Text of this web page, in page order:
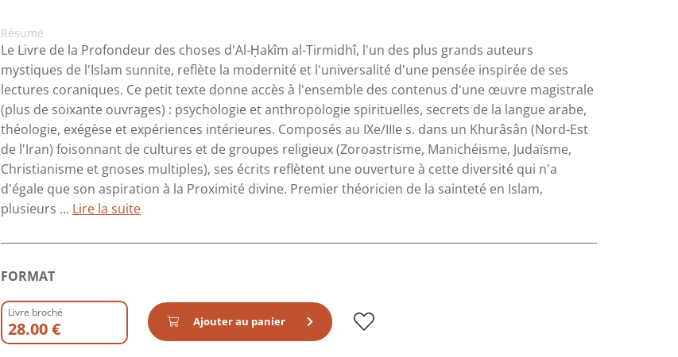
Résumé
Le Livre de la Profondeur des choses d'Al-ῌakîm al-Tirmidhî, l'un des plus grands auteurs
mystiques de l'Islam sunnite, reflète la modernité et l'universalité d'une pensée inspirée de ses
lectures coraniques. Ce petit texte donne accès à l'ensemble des contenus d'une œuvre magistrale
(plus de soixante ouvrages) : psychologie et anthropologie spirituelles, secrets de la langue arabe,
théologie, exégèse et expériences intérieures. Composés au IXe/IIIe s. dans un Khurâsân (Nord-Est
de l'Iran) foisonnant de cultures et de groupes religieux (Zoroastrisme, Manichéisme, Judaïsme,
Christianisme et gnoses multiples), ses écrits reflètent une ouverture à cette diversité qui n'a
d'égale que son aspiration à la Proximité divine. Premier théoricien de la sainteté en Islam,
plusieurs ... Lire la suite
FORMAT
Livre broché
28.00 € Ajouter au panier